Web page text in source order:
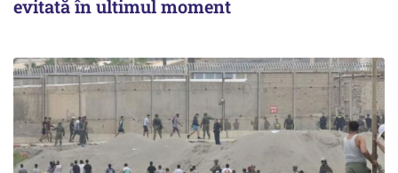
evitată în ultimul moment